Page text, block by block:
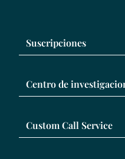
Suscripciones
Centro de
Custom Call Service